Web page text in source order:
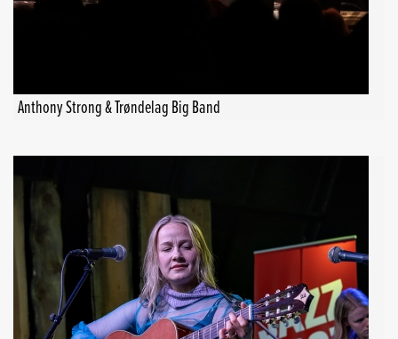
Anthony Strong & Trøndelag Big Band